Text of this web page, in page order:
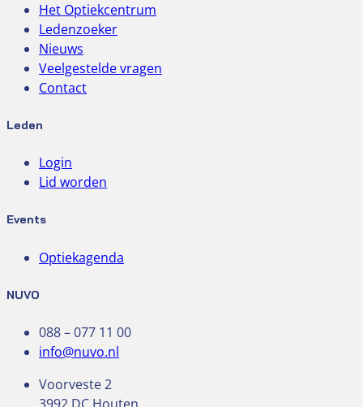
Het Optiekcentrum
Ledenzoeker
Nieuws
Veelgestelde vragen
Contact
Leden
Login
Lid worden
Events
Optiekagenda
NUVO
088 – 077 11 00
info@nuvo.nl
Voorveste 2